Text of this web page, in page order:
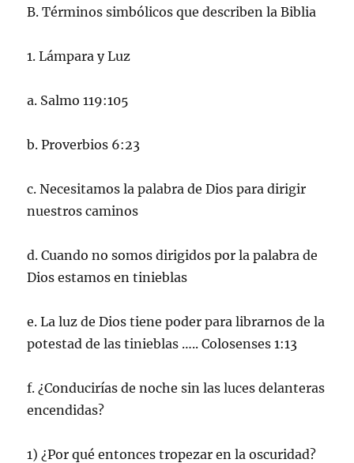
B. Términos simbólicos que describen la Biblia
1. Lámpara y Luz
a. Salmo 119:105
b. Proverbios 6:23
c. Necesitamos la palabra de Dios para dirigir
nuestros caminos
d. Cuando no somos dirigidos por la palabra de
Dios estamos en tinieblas
e. La luz de Dios tiene poder para librarnos de la
potestad de las tinieblas ….. Colosenses 1:13
f. ¿Conducirías de noche sin las luces delanteras
encendidas?
1) ¿Por qué entonces tropezar en la oscuridad?